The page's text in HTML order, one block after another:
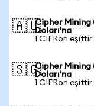
🇦🇺Cipher Mining
Doları'na
1 CIFRon
🇸🇬Cipher Mining
Doları'na
1 CIFRon eşittir